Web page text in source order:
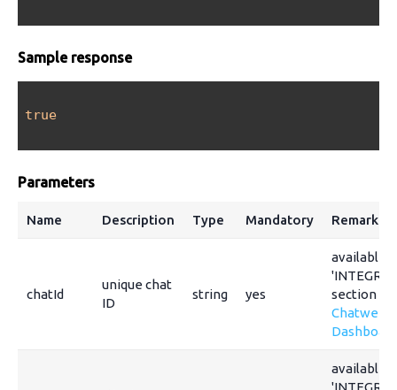
Sample response
true
Parameters
Name Description Type Mandatory Remarks
chatId
unique chat
ID
string yes
available
section of
Chatwee
Dashboard
available